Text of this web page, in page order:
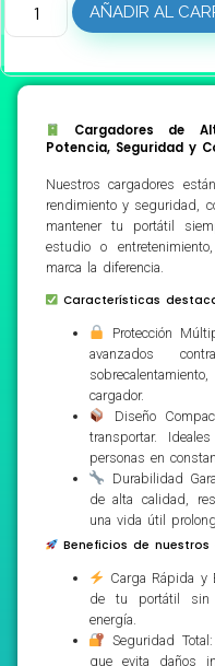
AÑADIR AL
Cargadores de
Potencia, Seguridad y
Nuestros cargadores
rendimiento y seguridad,
mantener tu portátil
estudio o
marca la diferencia.
Características
Protección
avanzados
cargador.
Diseño
transportar.
personas en
Durabilidad
de alta calidad,
una vida útil
Beneficios de nuestros
Carga Rápida y
de tu portátil sin
energía.
Seguridad
que evita daños